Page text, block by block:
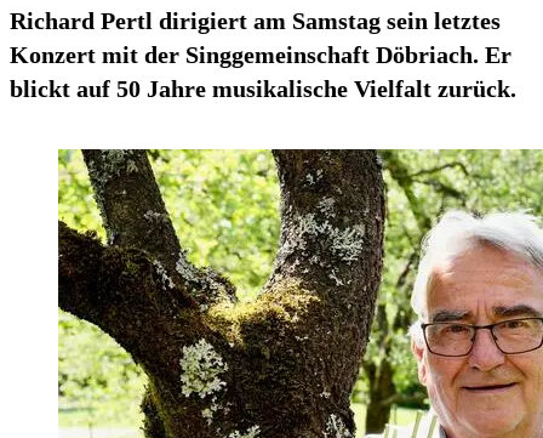
Richard Pertl dirigiert am Samstag sein letztes
Konzert mit der Singgemeinschaft Döbriach. Er
blickt auf 50 Jahre musikalische Vielfalt zurück.